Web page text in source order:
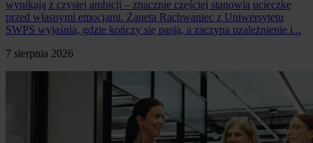
wynikają z czystej ambicji – znacznie częściej stanowią ucieczkę
przed własnymi emocjami. Żaneta Rachwaniec z Uniwersytetu
SWPS wyjaśnia, gdzie kończy się pasja, a zaczyna uzależnienie i...
7 sierpnia 2026